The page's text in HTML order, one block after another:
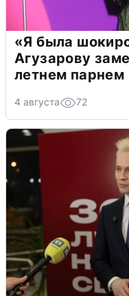
«Я была
Агузарову
летнем парнем
4 августа 72